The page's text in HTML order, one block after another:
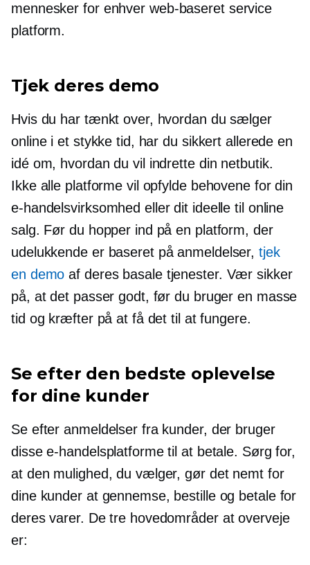
mennesker for enhver web-baseretservice
platform.
Tjek deres demo
Hvis du har tænkt over, hvordan du sælger
online i et stykke tid, har du sikkert allerede en
idé om, hvordan du vil indrette din netbutik.
Ikke alle platforme vil opfylde behovene for din
e-handelsvirksomhed eller dit ideelle til online
salg. Før du hopper ind på en platform, der
udelukkende er baseret på anmeldelser,tjek
en demo af deres basale tjenester. Vær sikker
på, at det passer godt, før du bruger en masse
tid og kræfter på at få det til at fungere.
Se efter den bedste oplevelse
for dine kunder
Se efter anmeldelser fra kunder, der bruger
disse e-handelsplatforme til at betale. Sørg for,
at den mulighed, du vælger, gør det nemt for
dine kunder at gennemse, bestille og betale for
deres varer. De tre hovedområder at overveje
er: